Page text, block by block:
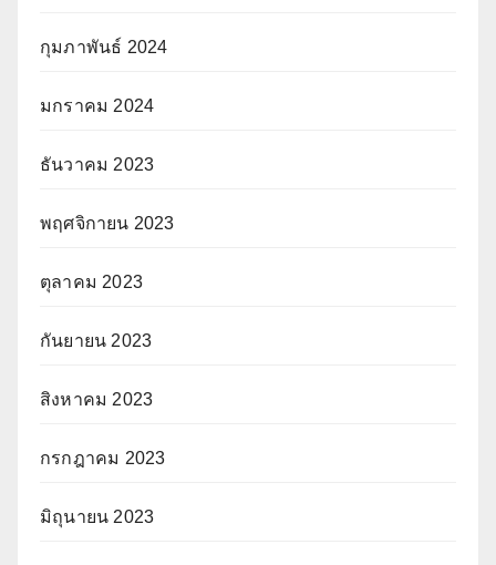
กุมภาพันธ์ 2024
มกราคม 2024
ธันวาคม 2023
พฤศจิกายน 2023
ตุลาคม 2023
กันยายน 2023
สิงหาคม 2023
กรกฎาคม 2023
มิถุนายน 2023